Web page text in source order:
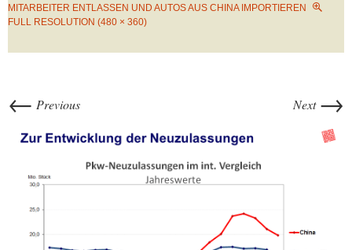
MITARBEITER ENTLASSEN UND AUTOS AUS CHINA IMPORTIEREN
FULL RESOLUTION (480 × 360)
← Previous Next →